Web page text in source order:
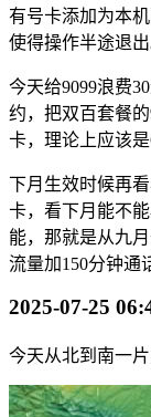
有号卡添加为本
使得操作半途退出
今天给9099浪费
约，把双百套餐
卡，理论上应该是
下月生效时候再
卡，看下月能不
能，那就是从九
流量加150分钟通
2025-07-25
今天从北到南一片